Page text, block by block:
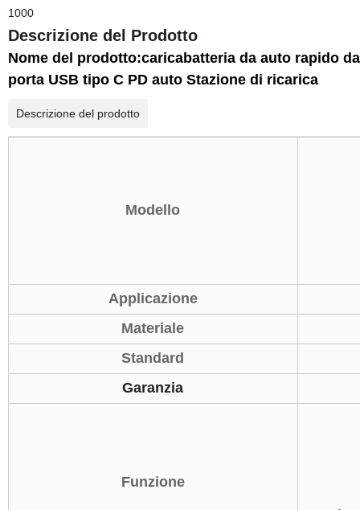
1000
Descrizione del Prodotto
Nome del prodotto:caricabatteria da auto rapido
porta USB tipo C PD auto Stazione di ricarica
Descrizione del prodotto
Modello
Applicazione
Materiale
Standard
Garanzia
Funzione